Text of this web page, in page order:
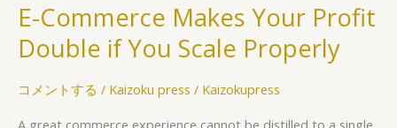
E-Commerce Makes Your Profit
Double if You Scale Properly
コメントする / Kaizoku press / Kaizokupress
A great commerce experience cannot be distilled to a single
Makes
Your
Profit
if